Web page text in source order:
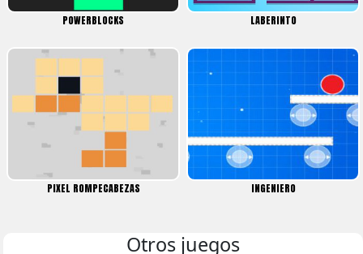
POWERBLOCKS LABERINTO
PIXEL ROMPECABEZAS INGENIERO
Otros juegos